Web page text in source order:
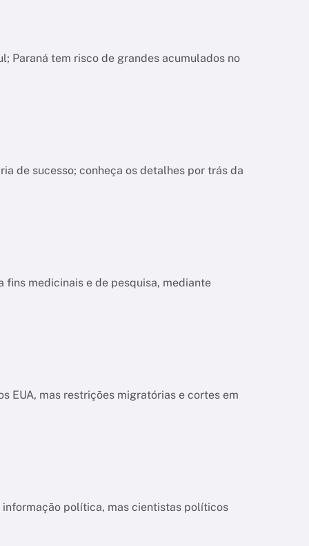
Paraná tem risco de grandes acumulados no
de sucesso; conheça os detalhes por trás da
fins medicinais e de pesquisa, mediante
EUA, mas restrições migratórias e cortes em
política, mas cientistas políticos